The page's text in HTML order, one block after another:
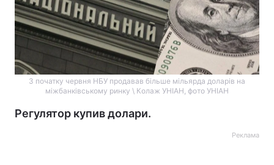
З початку червня НБУ продавав більше мільярда доларів на
міжбанківському ринку \ Колаж УНІАН, фото УНІАН
Регулятор купив долари.
Реклама